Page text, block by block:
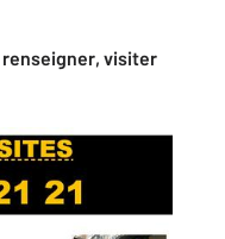
renseigner, visiter